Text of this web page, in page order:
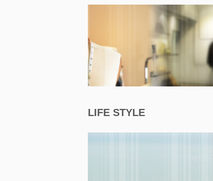
LIFE STYLE